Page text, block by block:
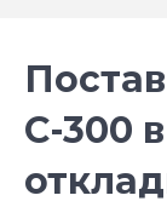
С-300